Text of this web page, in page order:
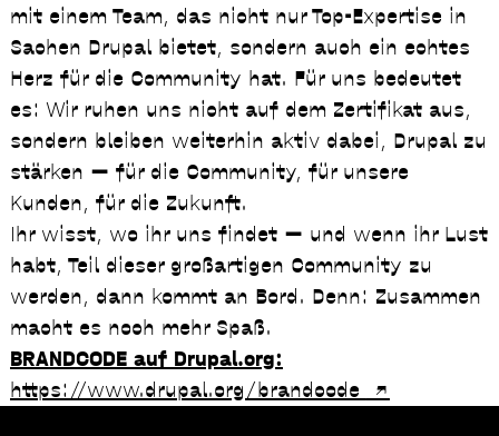
mit einem Team, das nicht nur Top-Expertise in
Sachen Drupal bietet, sondern auch ein echtes
Herz für die Community hat. Für uns bedeutet
es: Wir ruhen uns nicht auf dem Zertifikat aus,
sondern bleiben weiterhin aktiv dabei, Drupal zu
stärken — für die Community, für unsere
Kunden, für die Zukunft.
Ihr wisst, wo ihr uns findet — und wenn ihr Lust
habt, Teil dieser großartigen Community zu
werden, dann kommt an Bord. Denn: Zusammen
macht es noch mehr Spaß.
BRANDCODE auf Drupal.org:
https://www.drupal.org/brandcode